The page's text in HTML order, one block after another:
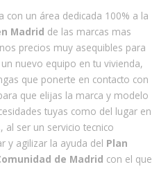
con un área dedicada 100% a la
Madrid de las marcas mas
precios muy asequibles para
nuevo equipo en tu vivienda,
que ponerte en contacto con
que elijas la marca y modelo
tuyas como del lugar en
al ser un servicio tecnico
y agilizar la ayuda del Plan
de Madrid con el que